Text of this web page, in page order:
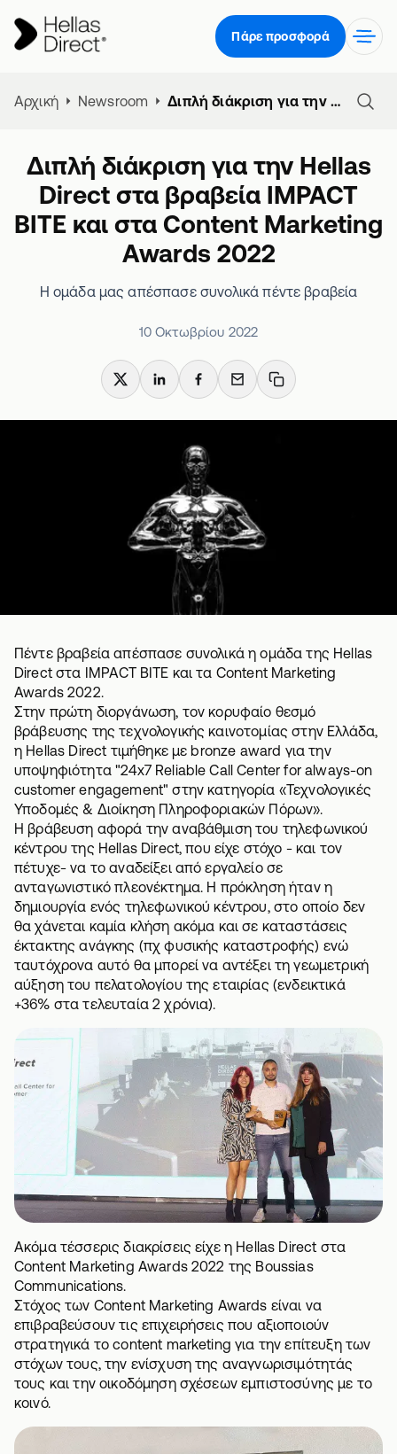
Πάρε προσφορά
Αρχική Newsroom Διπλή διάκριση για την Hellas Direct στα βραβεία IMPACT BITE και στα Content Marketing Awards 2022
Διπλή διάκριση για την Hellas
Direct στα βραβεία IMPACT
BITE και στα Content Marketing
Awards 2022
Η ομάδα μας απέσπασε συνολικά πέντε βραβεία
10 Οκτωβρίου 2022
X LinkedInFacebook
Email Copy link
Πέντε βραβεία απέσπασε συνολικά η ομάδα της Hellas
Direct στα IMPACT BITE και τα Content Marketing
Awards 2022.
Στην πρώτη διοργάνωση, τον κορυφαίο θεσμό
βράβευσης της τεχνολογικής καινοτομίας στην Ελλάδα,
η Hellas Direct τιμήθηκε με bronze award για την
υποψηφιότητα "24x7 Reliable Call Center for always-on
customer engagement" στην κατηγορία «Τεχνολογικές
Υποδομές & Διοίκηση Πληροφοριακών Πόρων».
Η βράβευση αφορά την αναβάθμιση του τηλεφωνικού
κέντρου της Hellas Direct, που είχε στόχο - και τον
πέτυχε- να το αναδείξει από εργαλείο σε
ανταγωνιστικό πλεονέκτημα. Η πρόκληση ήταν η
δημιουργία ενός τηλεφωνικού κέντρου, στο οποίο δεν
θα χάνεται καμία κλήση ακόμα και σε καταστάσεις
έκτακτης ανάγκης (πχ φυσικής καταστροφής) ενώ
ταυτόχρονα αυτό θα μπορεί να αντέξει τη γεωμετρική
αύξηση του πελατολογίου της εταιρίας (ενδεικτικά
+36% στα τελευταία 2 χρόνια).
Ακόμα τέσσερις διακρίσεις είχε η Hellas Direct στα
Content Marketing Awards 2022 της Boussias
Communications.
Στόχος των Content Marketing Awards είναι να
επιβραβεύσουν τις επιχειρήσεις που αξιοποιούν
στρατηγικά το content marketing για την επίτευξη των
στόχων τους, την ενίσχυση της αναγνωρισιμότητάς
τους και την οικοδόμηση σχέσεων εμπιστοσύνης με το
κοινό.